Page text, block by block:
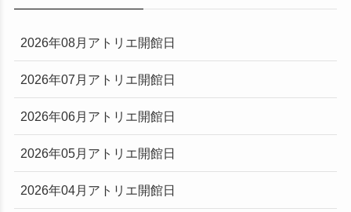
2026年08月アトリエ開館日
2026年07月アトリエ開館日
2026年06月アトリエ開館日
2026年05月アトリエ開館日
2026年04月アトリエ開館日